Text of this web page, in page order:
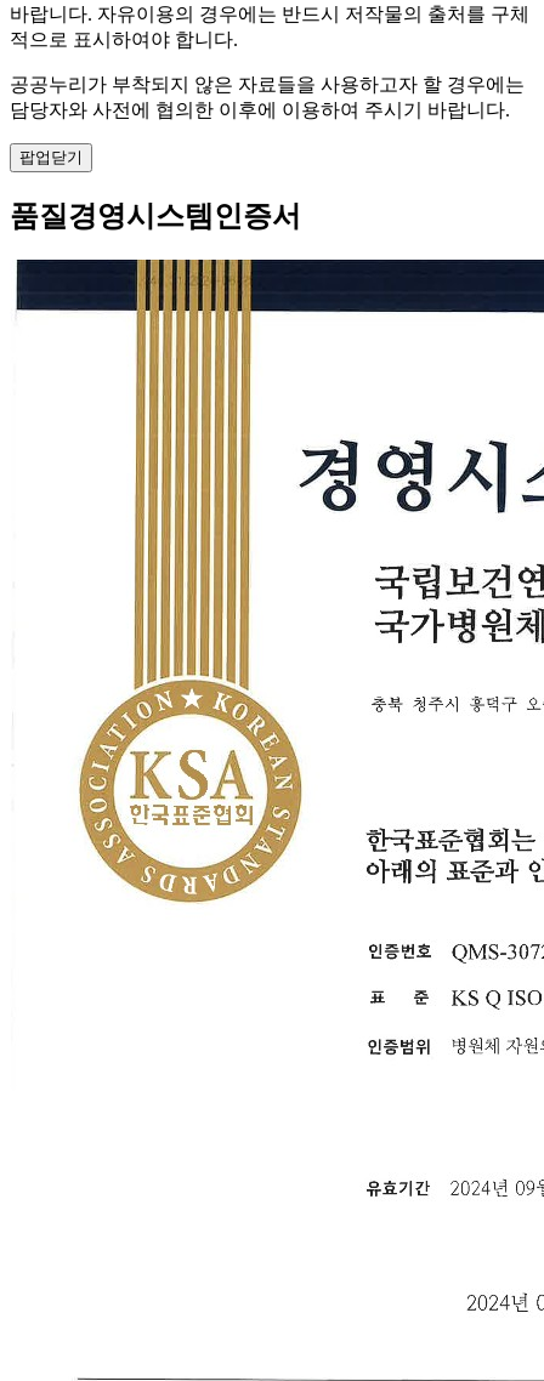
바랍니다. 자유이용의 경우에는 반드시 저작물의 출처를 구체
적으로 표시하여야 합니다.
공공누리가 부착되지 않은 자료들을 사용하고자 할 경우에는
담당자와 사전에 협의한 이후에 이용하여 주시기 바랍니다.
팝업닫기
품질경영시스템인증서